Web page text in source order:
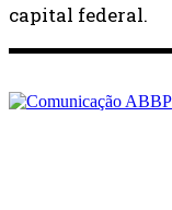
capital federal.